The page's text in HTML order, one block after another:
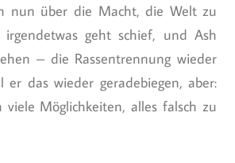
nun über die Macht, die Welt zu
irgendetwas geht schief, und Ash
– die Rassentrennung wieder
das wieder geradebiegen, aber:
viele Möglichkeiten, alles falsch zu